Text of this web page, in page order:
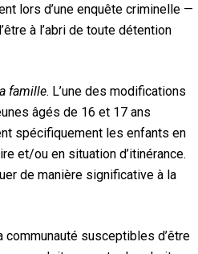
lors d’une enquête criminelle —
à l’abri de toute détention
famille. L’unedes modifications
âgés de 16 et 17 ans
spécifiquement les enfants en
et/ou en situation d’itinérance.
de manière significative à la
communauté susceptibles d’être